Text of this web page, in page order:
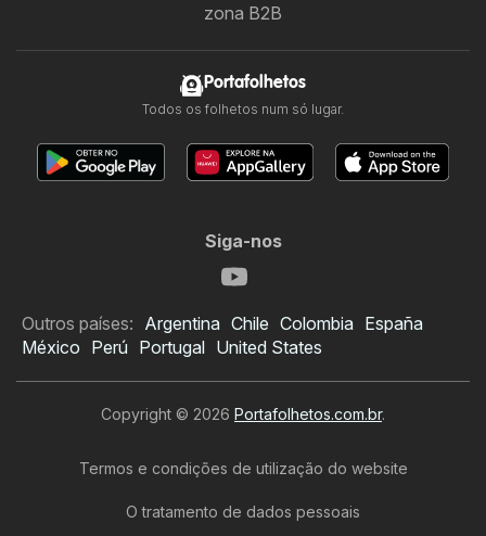
zona B2B
Portafolhetos
Todos os folhetos num só lugar.
Siga-nos
Outros países: Argentina Chile Colombia España
México Perú Portugal United States
Copyright © 2026 Portafolhetos.com.br.
Termos e condições de utilização do website
O tratamento de dados pessoais